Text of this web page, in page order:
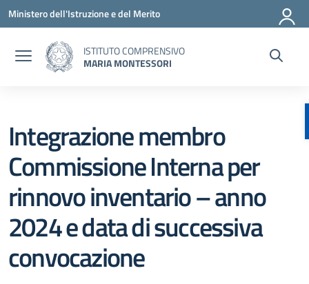
Vai ai contenuti
Vai al menu di navigazione
Vai al footer
Ministero dell'Istruzione e del Merito
ISTITUTO COMPRENSIVO
MARIA MONTESSORI
Integrazione membro
Commissione Interna per
rinnovo inventario – anno
2024 e data di successiva
convocazione